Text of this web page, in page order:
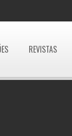
REVISTAS